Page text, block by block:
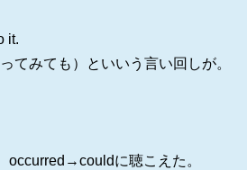
it.
てみても）といいう言い回しが。
に聴こえた。